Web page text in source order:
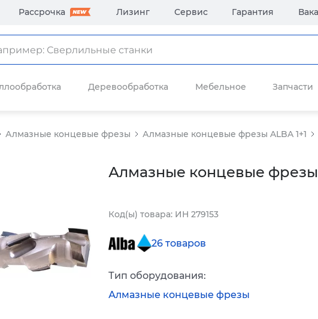
Рассрочка Лизинг Сервис Гарантия
Деревообработка Мебельное Запчасти
Алмазные концевые фрезы Алмазные концевые фрезы ALBA 1+1
Алмазные концевые фрезы
Код(ы) товара: ИН 279153
26 товаров
Тип оборудования:
Алмазные концевые фрезы